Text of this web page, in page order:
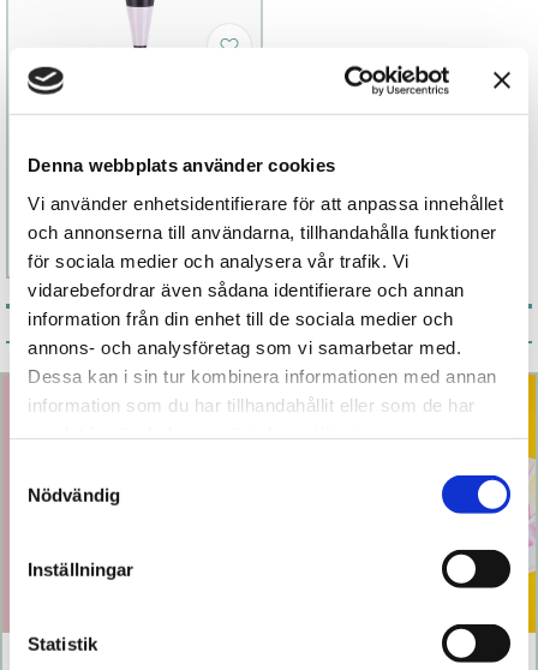
Denna webbplats använder cookies
Vi använder enhetsidentifierare för att anpassa innehållet
och annonserna till användarna, tillhandahålla funktioner
för sociala medier och analysera vår trafik. Vi
vidarebefordrar även sådana identifierare och annan
information från din enhet till de sociala medier och
annons- och analysföretag som vi samarbetar med.
Dessa kan i sin tur kombinera informationen med annan
information som du har tillhandahållit eller som de har
Nödvändig
Inställningar
Statistik
998 kr
Årets bästsäljare
The Lem